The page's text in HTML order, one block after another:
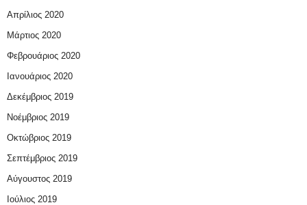
Απρίλιος 2020
Μάρτιος 2020
Φεβρουάριος 2020
Ιανουάριος 2020
Δεκέμβριος 2019
Νοέμβριος 2019
Οκτώβριος 2019
Σεπτέμβριος 2019
Αύγουστος 2019
Ιούλιος 2019